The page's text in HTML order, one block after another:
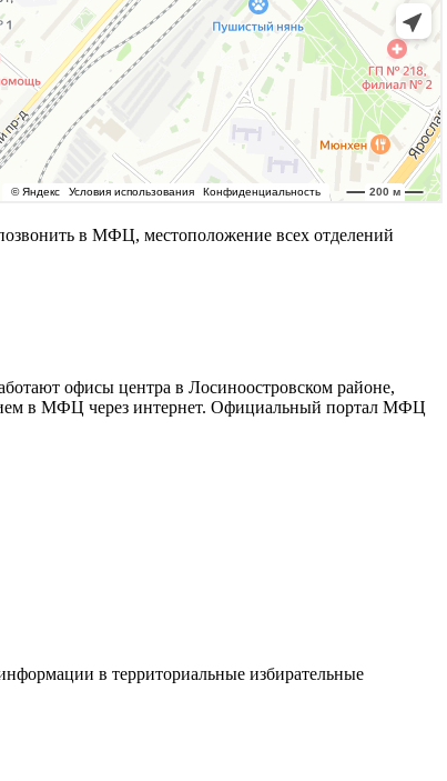
в МФЦ, местоположение всех отделений
офисы центра в Лосиноостровском районе,
в МФЦ через интернет. Официальный портал МФЦ
в территориальные избирательные